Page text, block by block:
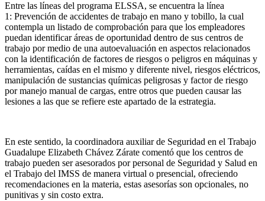
Entre las líneas del programa ELSSA, se encuentra la línea
1: Prevención de accidentes de trabajo en mano y tobillo, la cual
contempla un listado de comprobación para que los empleadores
puedan identificar áreas de oportunidad dentro de sus centros de
trabajo por medio de una autoevaluación en aspectos relacionados
con la identificación de factores de riesgos o peligros en máquinas y
herramientas, caídas en el mismo y diferente nivel, riesgos eléctricos,
manipulación de sustancias químicas peligrosas y factor de riesgo
por manejo manual de cargas, entre otros que pueden causar las
lesiones a las que se refiere este apartado de la estrategia.
En este sentido, la coordinadora auxiliar de Seguridad en el Trabajo
Guadalupe Elizabeth Chávez Zárate comentó que los centros de
trabajo pueden ser asesorados por personal de Seguridad y Salud en
el Trabajo del IMSS de manera virtual o presencial, ofreciendo
recomendaciones en la materia, estas asesorías son opcionales, no
punitivas y sin costo extra.